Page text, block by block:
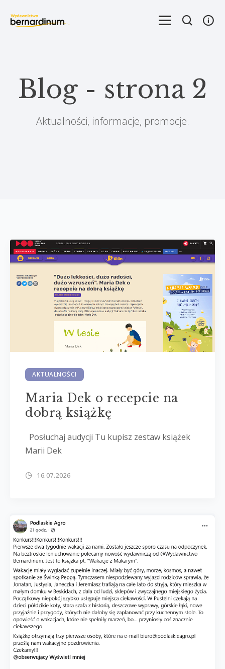
Blog - strona 2
Aktualności, informacje, promocje.
AKTUALNOŚCI
Maria Dek o recepcie na
dobrą książkę
Posłuchaj audycji Tu kupisz zestaw książek
Marii Dek
16.07.2026